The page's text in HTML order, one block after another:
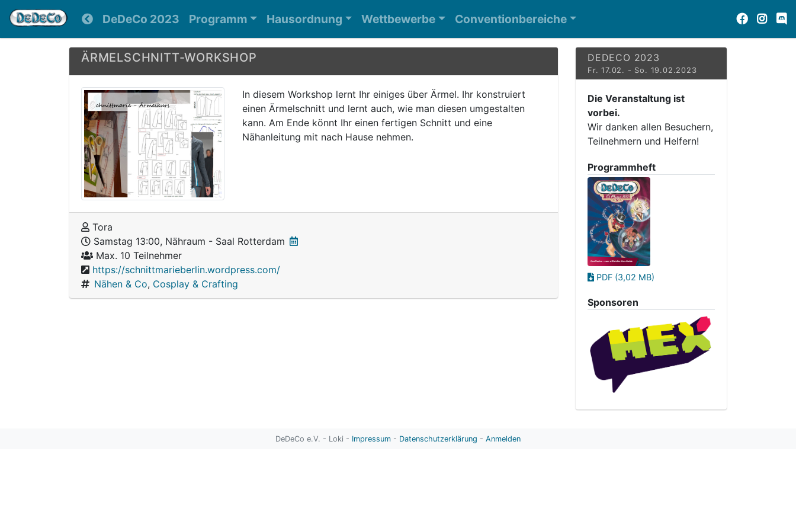
DeDeCo 2023 Programm Hausordnung Wettbewerbe Conventionbereiche
ÄRMELSCHNITT-WORKSHOP
In diesem Workshop lernt Ihr einiges über Ärmel. Ihr konstruiert
einen Ärmelschnitt und lernt auch, wie man diesen umgestalten
kann. Am Ende könnt Ihr einen fertigen Schnitt und eine
Nähanleitung mit nach Hause nehmen.
Tora
Samstag 13:00, Nähraum - Saal Rotterdam
Max. 10 Teilnehmer
https://schnittmarieberlin.wordpress.com/
Nähen & Co, Cosplay & Crafting
DEDECO 2023
Fr. 17.02. - So. 19.02.2023
Die Veranstaltung ist
vorbei.
Wir danken allen Besuchern,
Teilnehmern und Helfern!
Programmheft
PDF (3,02 MB)
Sponsoren
DeDeCo e.V. - Loki - Impressum - Datenschutzerklärung - Anmelden